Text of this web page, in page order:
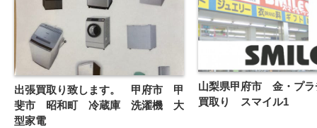
出張買取り致します。 甲府市 甲
斐市 昭和町 冷蔵庫 洗濯機 大
型家電
山梨県甲府市 金・プ
買取り スマイル1